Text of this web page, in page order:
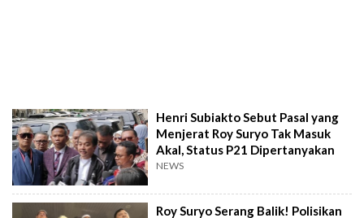
Henri Subiakto Sebut Pasal yang
Menjerat Roy Suryo Tak Masuk
Akal, Status P21 Dipertanyakan
NEWS
Roy Suryo Serang Balik! Polisikan